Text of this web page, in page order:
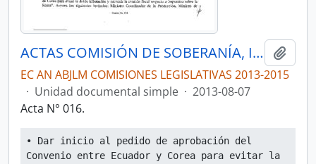
ACTAS COMISIÓN DE SOBERANÍA, INTEGRACIÓN, RELACIONES INTERNACIONALES Y SEGURIDAD INTEGRAL
EC AN ABJLM COMISIONES LEGISLATIVAS 2013-2015
· Unidad documental simple · 2013-08-07
Acta N° 016.
• Dar inicio al pedido de aprobación del
Convenio entre Ecuador y Corea para evitar la